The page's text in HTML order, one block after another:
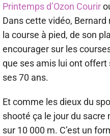
Printemps d’Ozon Courir
Dans cette vidéo,
la course à pied, de son
encourager sur les
que ses amis lui ont
ses 70 ans.
Et comme les dieux du
shooté ça le jour du
sur 10 000 m. C’est un